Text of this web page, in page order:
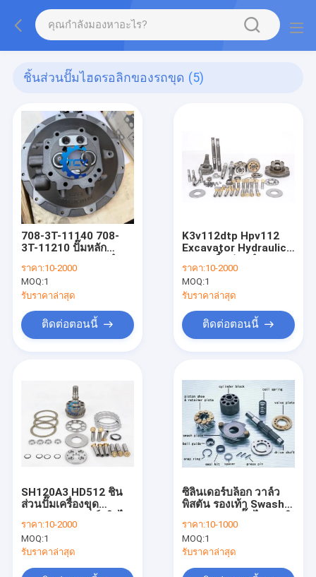
ชิ้นส่วนปั๊มไฮดรอลิกของรถขุด (5)
708-3T-11140 708-
3T-11210 ปั๊มหลัก
รับ PC78-6 PC78US-6
ปั๊มน้ํา
ราคา:10-2000
MOQ:1
รับราคาล่าสุด
ติดต่อตอนนี้
K3v112dtp Hpv112
Excavator Hydraulic
กระบอกบล็อก วาล์วแผ่น
Pition รองเท้า
ราคา:10-2000
MOQ:1
รับราคาล่าสุด
ติดต่อตอนนี้
SH120A3 HD512 ชิ้น
ส่วนปั๊มเครื่องขุด
ดรอลิก E311 E312
SH120A1 SH120A2
ราคา:10-2000
MOQ:1
รับราคาล่าสุด
ซิลินเดอร์บล็อก วาล์ว
พิสตัน รองเท้า Swash
กอะไหล่
ราคา:10-1000
MOQ:1
รับราคาล่าสุด